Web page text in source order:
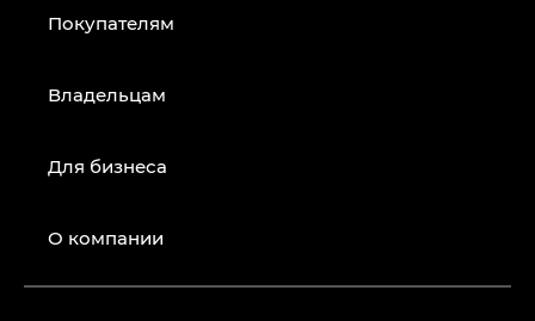
Покупателям
Владельцам
Для бизнеса
О компании